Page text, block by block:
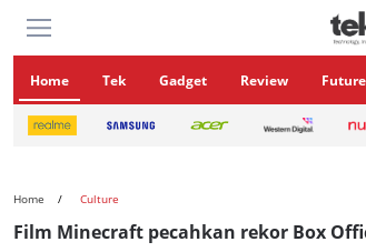
Home Tek Gadget Review Future
Home Culture
Film Minecraft pecahkan rekor Box